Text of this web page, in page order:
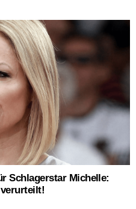
Schlagerstar Michelle: